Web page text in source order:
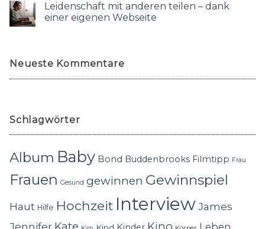
Leidenschaft mit anderen teilen – dank
einer eigenen Webseite
Neueste Kommentare
Schlagwörter
Album Baby Bond Buddenbrooks Filmtipp Frau
Frauen Gesund gewinnen Gewinnspiel
Haut Hilfe Hochzeit InterviewJames
Jennifer Kate